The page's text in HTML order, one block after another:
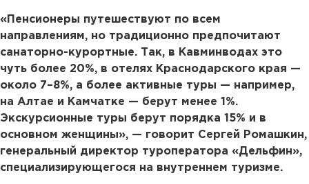
«Пенсионеры путешествуют по всем
направлениям, но традиционно предпочитают
санаторно-курортные. Так, в Кавминводах это
чуть более 20%, в отелях Краснодарского края —
около 7–8%, а более активные туры — например,
на Алтае и Камчатке — берут менее 1%.
Экскурсионные туры берут порядка 15% и в
основном женщины», — говорит Сергей Ромашкин,
генеральный директор туроператора «Дельфин»,
специализирующегося на внутреннем туризме.